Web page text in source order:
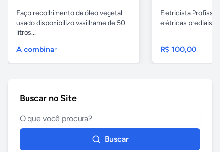
Faço recolhimento de óleo vegetal
usado disponibilizo vasilhame de 50
litros...
A combinar
Eletricista
elétricas prediais e
R$ 100,00
Buscar no Site
Buscar